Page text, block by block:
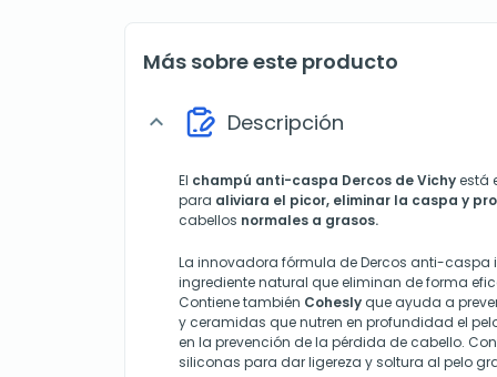
Más sobre este producto
expand_more Descripción
El champú anti-caspa Dercos de Vichyestá
para aliviara el picor, eliminar la caspa y
cabellos normales a grasos.
La innovadora fórmula de Dercos anti-caspa
ingrediente natural que eliminan de forma
Contiene también Cohesly que ayuda a
y ceramidas que nutren en profundidad el
en la prevención de la pérdida de cabello.
siliconas para dar ligereza y soltura al pelo